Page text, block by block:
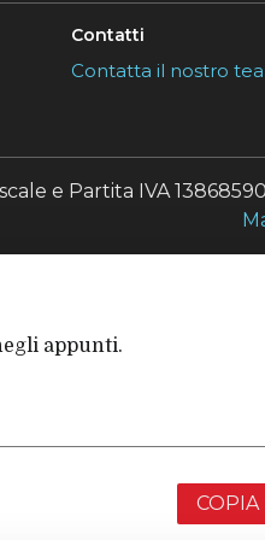
Contatti
Contatta il nostro
e Partita IVA
appunti.
COPIA